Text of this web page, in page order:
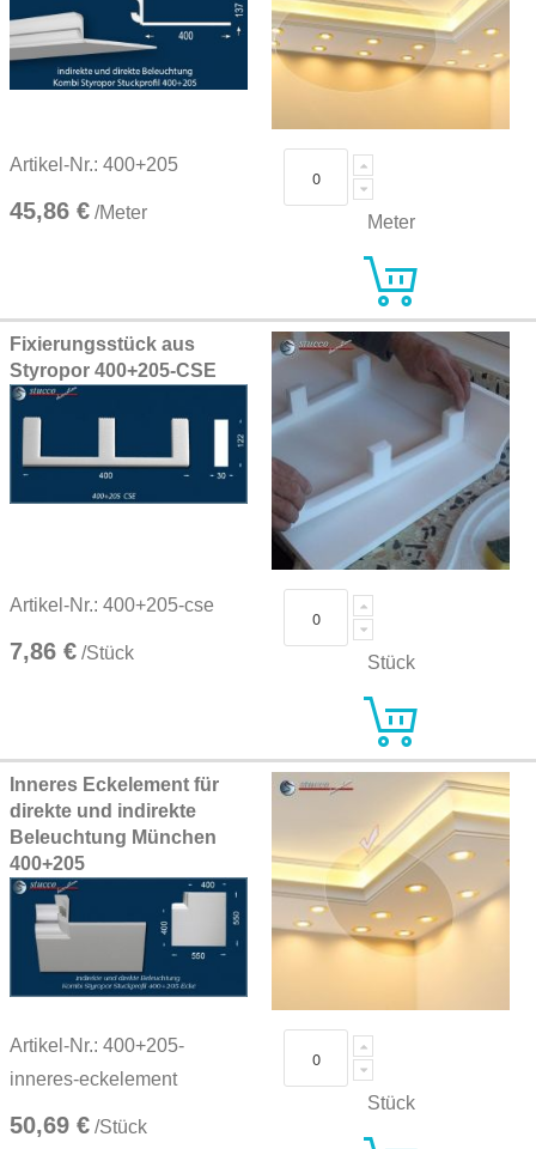
Artikel-Nr.: 400+205
45,86 € /Meter Meter
Fixierungsstück aus
Styropor 400+205-CSE
Artikel-Nr.: 400+205-cse
7,86 € /Stück Stück
Inneres Eckelement für
direkte und indirekte
Beleuchtung München
400+205
Artikel-Nr.: 400+205-
inneres-eckelement
50,69 € /Stück
Stück